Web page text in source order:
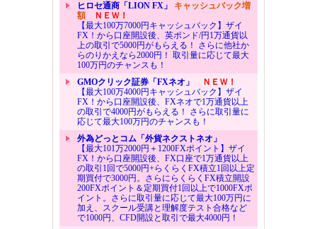
ヒロセ通商「LION FX」 キャッシュバック増
額ＮＥＷ！
【最大100万7000円キャッシュバック】ザイ
FX！から口座開設後、英ポンド/円1万通貨以
上の取引で5000円がもらえる！ さらに他社か
らのりかえなら2000円！ 取引量に応じて最大
100万円のチャンスも！
GMOクリック証券「FXネオ」
ＮＥＷ！
【最大100万4000円キャッシュバック】ザイ
FX！から口座開設後、FXネオで1万通貨以上
の取引で4000円がもらえる！ さらに取引量に
応じて最大100万円のチャンスも！
外為どっとコム「外貨ネクストネオ」
【最大101万2000円＋1200FXポイント】ザイ
FX！から口座開設後、FX口座で1万通貨以上
の取引1回で5000円+らくらくFX積立1回以上定
期買付で3000円。さらにらくらくFX積立開設
200FXポイント＆定期買付1回以上で1000FXポ
イント。さらに取引量に応じて最大100万円に
加え、スクール受講と理解度テスト合格など
で1000円、CFD開設と取引で最大4000円！